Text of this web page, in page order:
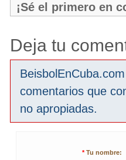
¡Sé el primero en
Deja tu
comentarios que
no apropiadas.
* Tu nombre: